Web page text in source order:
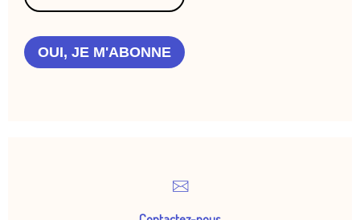
OUI, JE M'ABONNE